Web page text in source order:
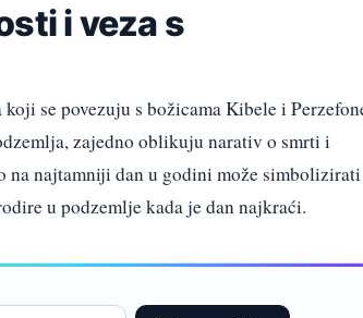
i veza s
se povezuju s božicama Kibele i
zajedno oblikuju narativ o smrti i
na najtamniji dan u godini može simbolizirati
u podzemlje kada je dan najkraći.